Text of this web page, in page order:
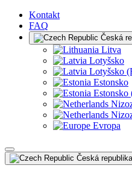
Kontakt
FAQ
Česká
Litva
Lotyšsko
Lotyšsko
Estonsko
Estonsko
Evropa
Česká republika